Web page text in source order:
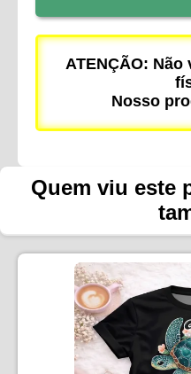
ATENÇÃO:
Nosso
Quem viu este